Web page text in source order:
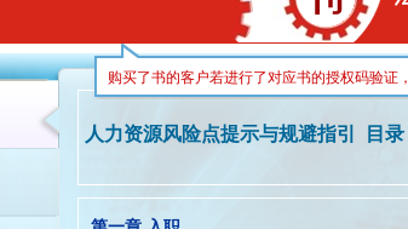
购买了书的客户若进行了对应书的授权码验证，
人力资源风险点提示与规避指引 目录